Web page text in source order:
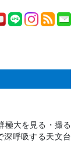
極大を見る・撮る
呼吸する天文台